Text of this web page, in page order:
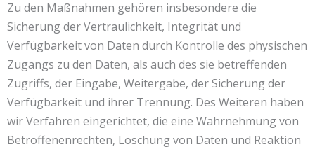
Zu den Maßnahmen gehören insbesondere die
Sicherung der Vertraulichkeit, Integrität und
Verfügbarkeit von Daten durch Kontrolle des physischen
Zugangs zu den Daten, als auch des sie betreffenden
Zugriffs, der Eingabe, Weitergabe, der Sicherung der
Verfügbarkeit und ihrer Trennung. Des Weiteren haben
wir Verfahren eingerichtet, die eine Wahrnehmung von
Betroffenenrechten, Löschung von Daten und Reaktion